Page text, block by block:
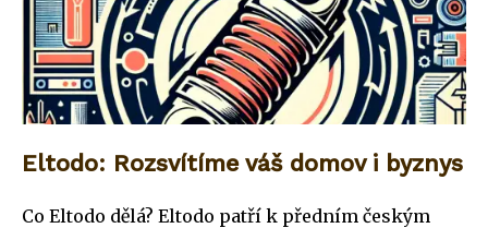
Eltodo: Rozsvítíme váš domov i byznys
Co Eltodo dělá? Eltodo patří k předním českým